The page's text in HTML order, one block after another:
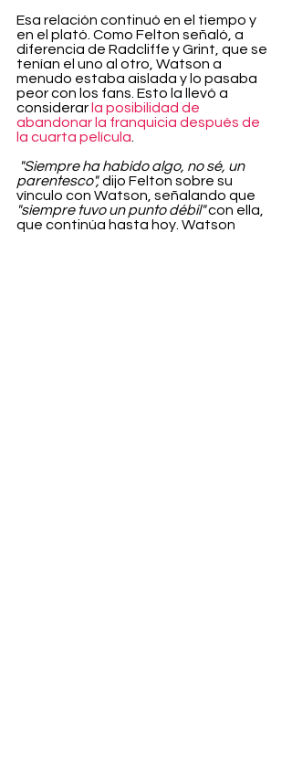
Esa relación continuó en el tiempo y
en el plató. Como Felton señaló, a
diferencia de Radcliffe y Grint, que se
tenían el uno al otro, Watson a
menudo estaba aislada y lo pasaba
peor con los fans. Esto la llevó a
considerar la posibilidad de
abandonar la franquicia después de
la cuarta película.
parentesco", dijo Felton sobre su
vínculo con Watson, señalando que
"siempre tuvo un punto débil" con ella,
que continúa hasta hoy. Watson